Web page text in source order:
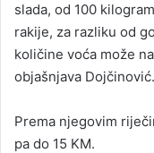
slada, od 100
rakije, za razliku od
količine voća može
objašnjava Dojčinović.
Prema njegovim
pa do 15 KM.